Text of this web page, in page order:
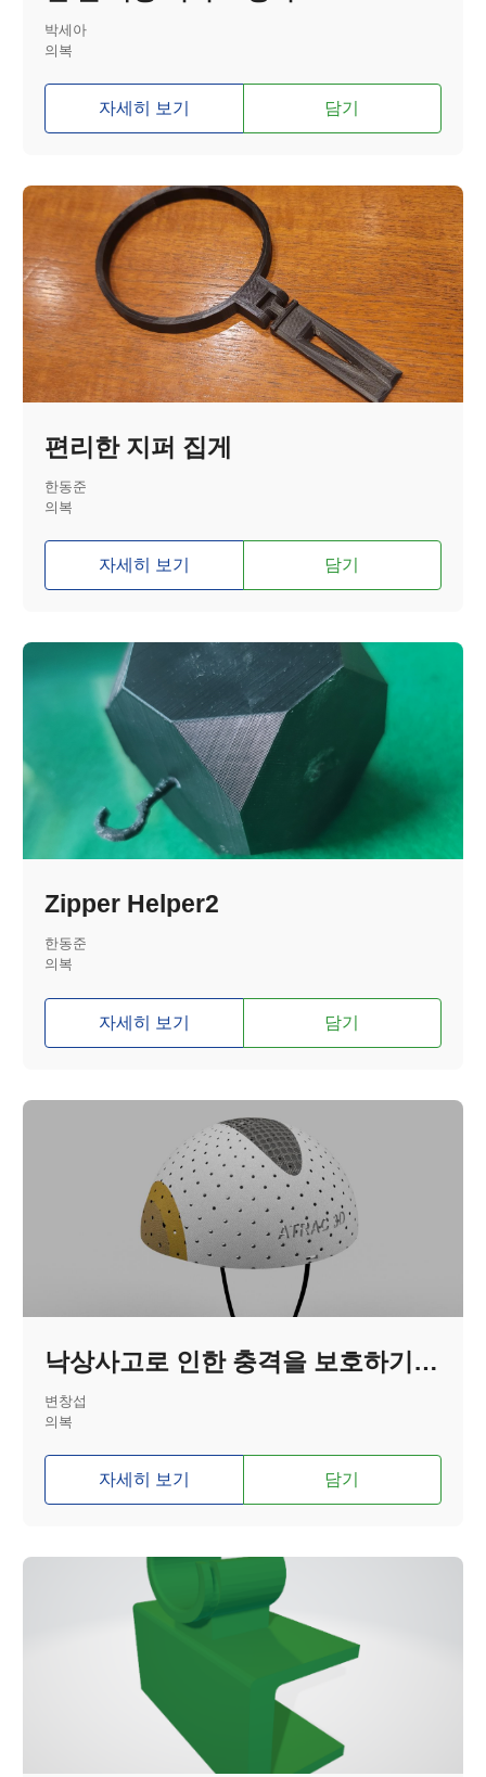
박세아
의복
자세히 보기 담기
편리한 지퍼 집게
한동준
의복
자세히 보기 담기
Zipper Helper2
한동준
의복
자세히 보기 담기
낙상사고로 인한 충격을 보호하기 위한 경량화 헬멧
변창섭
의복
자세히 보기 담기